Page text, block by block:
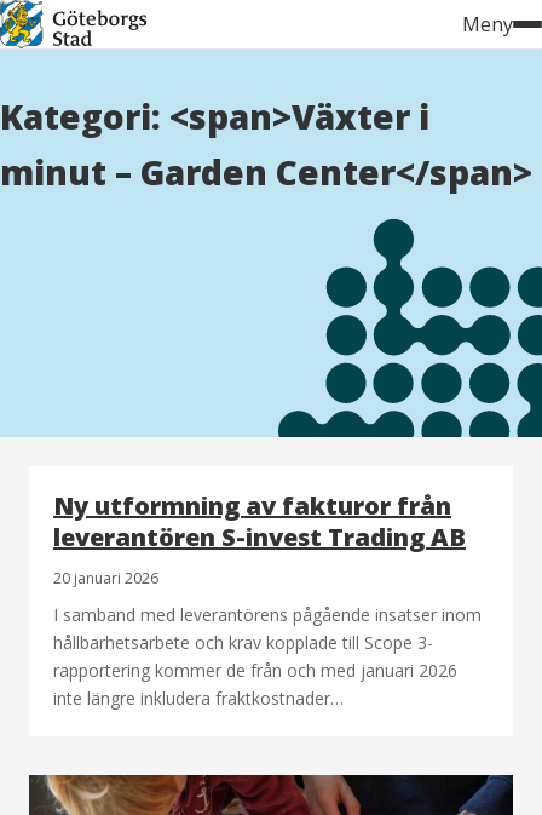
Hoppa
till
Meny
Kategori: <span>Växter i
minut – Garden Center</span>
Ny utformning av fakturor från
leverantören S-invest Trading AB
20 januari 2026
I samband med leverantörens pågående insatser inom
hållbarhetsarbete och krav kopplade till Scope 3-
rapportering kommer de från och med januari 2026
inte längre inkludera fraktkostnader…